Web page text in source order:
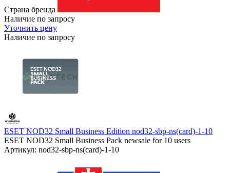
Страна бренда
Наличие по запросу
Уточнить цену
Наличие по запросу
ESET NOD32 Small Business Edition nod32-sbp-ns(card)-1-10
ESET NOD32 Small Business Pack newsale for 10 users
Артикул: nod32-sbp-ns(card)-1-10